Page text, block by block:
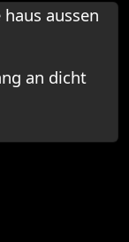
an dicht